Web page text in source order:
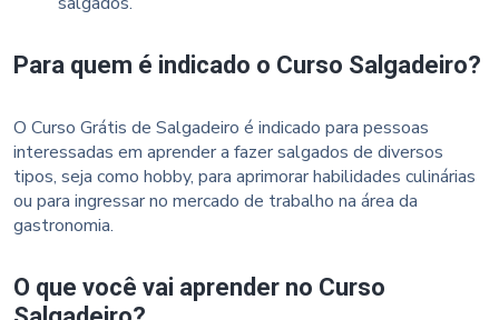
Para quem é indicado o Curso Salgadeiro?
O Curso Grátis de Salgadeiro é indicado para pessoas
interessadas em aprender a fazer salgados de diversos
tipos, seja como hobby, para aprimorar habilidades culinárias
ou para ingressar no mercado de trabalho na área da
gastronomia.
O que você vai aprender no Curso